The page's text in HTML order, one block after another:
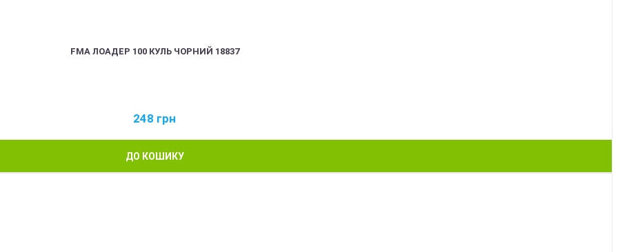
FMA ЛОАДЕР 100 КУЛЬ ЧОРНИЙ 18837
248 грн
ДО КОШИКУ